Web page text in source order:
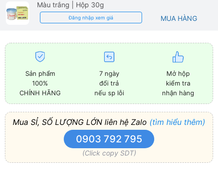
Màu trắng
| Hộp 30g
Đăng nhập xem giá MUA HÀNG
Sản phẩm
100%
CHÍNH HÃNG
7 ngày
đổi trả
nếu sp lỗi
Mở hộp
kiểm tra
nhận hàng
Mua SỈ, SỐ LƯỢNG LỚN liên hệ Zalo (tìm hiểu thêm)
0903 792 795
(Click copy SDT)